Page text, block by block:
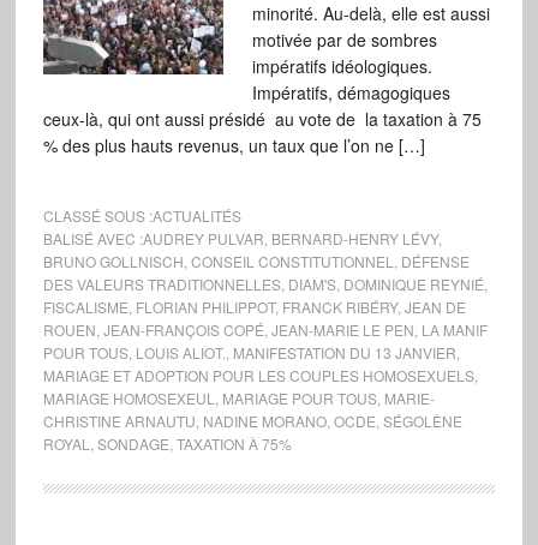
minorité. Au-delà, elle est aussi
motivée par de sombres
impératifs idéologiques.
Impératifs, démagogiques
ceux-là, qui ont aussi présidé au vote de la taxation à 75
% des plus hauts revenus, un taux que l’on ne […]
CLASSÉ SOUS :ACTUALITÉS
BALISÉ AVEC :AUDREY PULVAR BERNARD-HENRY LÉVY,
BRUNO GOLLNISCH CONSEIL CONSTITUTIONNEL
DÉFENSE
DES VALEURS TRADITIONNELLES, DIAM'S, DOMINIQUE REYNIÉ
FISCALISME FLORIAN PHILIPPOT, FRANCK RIBÉRY, JEAN DE
ROUEN JEAN-FRANÇOIS COPÉ JEAN-MARIE LE PEN LA MANIF
POUR TOUS, LOUIS ALIOT. MANIFESTATION DU 13 JANVIER
MARIAGE ET ADOPTION POUR LES COUPLES HOMOSEXUELS,
MARIAGE HOMOSEXEUL
MARIAGE POUR TOUS, MARIE-
CHRISTINE ARNAUTU NADINE MORANO, OCDE SÉGOLÈNE
ROYAL
SONDAGE TAXATION À 75%